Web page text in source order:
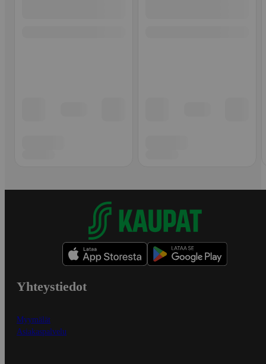
Yhteystiedot
Myymälät
Asiakaspalvelu